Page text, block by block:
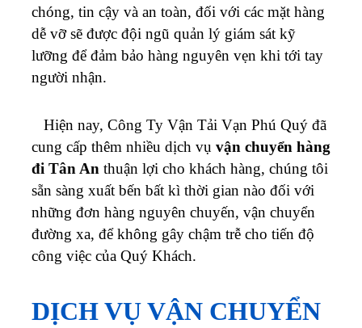
chóng, tin cậy và an toàn, đối với các mặt hàng
dễ vỡ sẽ được đội ngũ quản lý giám sát kỹ
lưỡng để đảm bảo hàng nguyên vẹn khi tới tay
người nhận.
Hiện nay, Công Ty Vận Tải Vạn Phú Quý đã
cung cấp thêm nhiều dịch vụ vận chuyển hàng
đi Tân An thuận lợi cho khách hàng, chúng tôi
sẵn sàng xuất bến bất kì thời gian nào đối với
những đơn hàng nguyên chuyến, vận chuyển
đường xa, để không gây chậm trễ cho tiến độ
công việc của Quý Khách.
DỊCH VỤ VẬN CHUYỂN